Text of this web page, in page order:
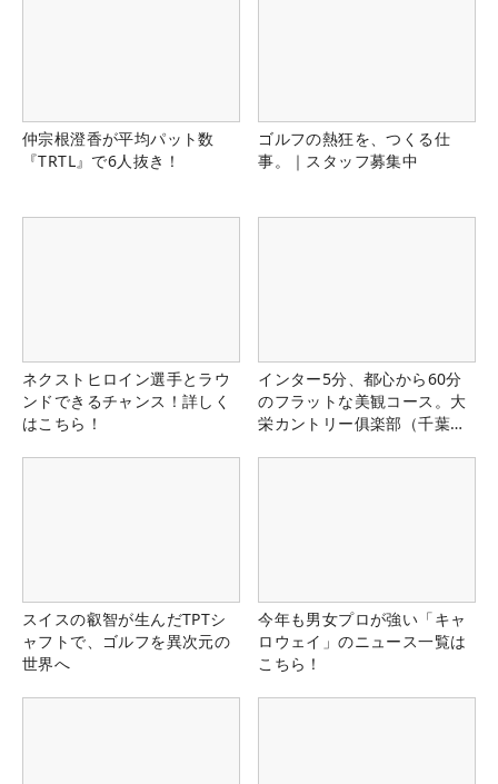
仲宗根澄香が平均パット数
『TRTL』で6人抜き！
ゴルフの熱狂を、つくる仕
事。｜スタッフ募集中
ネクストヒロイン選手とラウ
ンドできるチャンス！詳しく
はこちら！
インター5分、都心から60分
のフラットな美観コース。大
栄カントリー俱楽部（千葉
スイスの叡智が生んだTPTシ
ャフトで、ゴルフを異次元の
世界へ
今年も男女プロが強い「キャ
ロウェイ」のニュース一覧は
こちら！